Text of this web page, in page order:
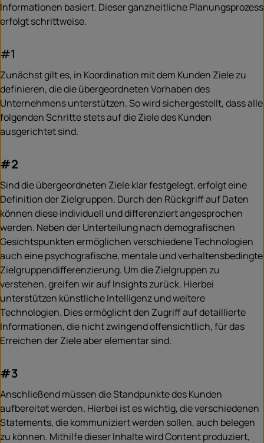
Informationen basiert. Dieser ganzheitliche Planungsprozess
erfolgt schrittweise.
#1
Zunächst gilt es, in Koordination mit dem Kunden Ziele zu
definieren, die die übergeordneten Vorhaben des
Unternehmens unterstützen. So wird sichergestellt, dass alle
folgenden Schritte stets auf die Ziele des Kunden
ausgerichtet sind.
#2
Sind die übergeordneten Ziele klar festgelegt, erfolgt eine
Definition der Zielgruppen. Durch den Rückgriff auf Daten
können diese individuell und differenziert angesprochen
werden. Neben der Unterteilung nach demografischen
Gesichtspunkten ermöglichen verschiedene Technologien
auch eine psychografische, mentale und verhaltensbedingte
Zielgruppendifferenzierung. Um die Zielgruppen zu
verstehen, greifen wir auf Insights zurück. Hierbei
unterstützen künstliche Intelligenz und weitere
Technologien. Dies ermöglicht den Zugriff auf detaillierte
Informationen, die nicht zwingend offensichtlich, für das
Erreichen der Ziele aber elementar sind.
#3
Anschließend müssen die Standpunkte des Kunden
aufbereitet werden. Hierbei ist es wichtig, die verschiedenen
Statements, die kommuniziert werden sollen, auch belegen
zu können. Mithilfe dieser Inhalte wird Content produziert,